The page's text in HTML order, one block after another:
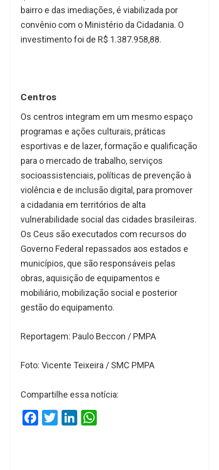
bairro e das imediações, é viabilizada por
convênio com o Ministério da Cidadania. O
investimento foi de R$ 1.387.958,88.
Centros
Os centros integram em um mesmo espaço
programas e ações culturais, práticas
esportivas e de lazer, formação e qualificação
para o mercado de trabalho, serviços
socioassistenciais, políticas de prevenção à
violência e de inclusão digital, para promover
a cidadania em territórios de alta
vulnerabilidade social das cidades brasileiras.
Os Ceus são executados com recursos do
Governo Federal repassados aos estados e
municípios, que são responsáveis pelas
obras, aquisição de equipamentos e
mobiliário, mobilização social e posterior
gestão do equipamento.
Reportagem: Paulo Beccon / PMPA
Foto: Vicente Teixeira / SMC PMPA
Compartilhe essa notícia:
F
T
Li